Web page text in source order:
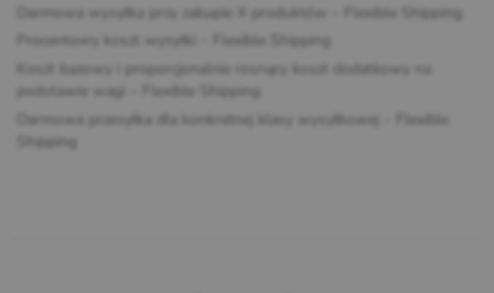
Darmowa wysyłka przy zakupie X produktów – Flexible Shipping
Procentowy koszt wysyłki – Flexible Shipping
Koszt bazowy i proporcjonalnie rosnący koszt dodatkowy na
podstawie wagi – Flexible Shipping
Darmowa przesyłka dla konkretnej klasy wysyłkowej – Flexible
Shipping